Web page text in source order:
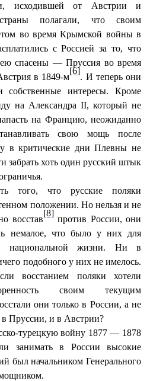
исходившей от Австрии и
полагали, что своим
во время Крымской войны в
с Россией за то, что
спасены — Пруссия во время
в 1849-м
[6]
. И теперь они
собственные интересы. Кроме
на Александра II, который не
на Францию, неожиданно
свою мощь после
в критические дни Плевны не
забрать хоть один русский штык
того, что русские поляки
положении. Но нельзя и не
восстав
[8]
против России, они
немалое, что было у них для
национальной жизни. Ни в
подобного у них не имелось.
восстанием поляки хотели
своим текущим
они только в России, а не
Пруссии, и в Австрии?
турецкую войну 1877 — 1878
занимать в России высокие
был начальником Генерального